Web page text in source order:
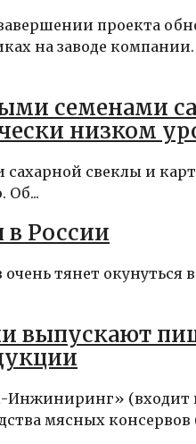
проекта
на заводе
семенами
низком
свеклы и
Об...
в России
тянет
выпускают
(входит
мясных консервов